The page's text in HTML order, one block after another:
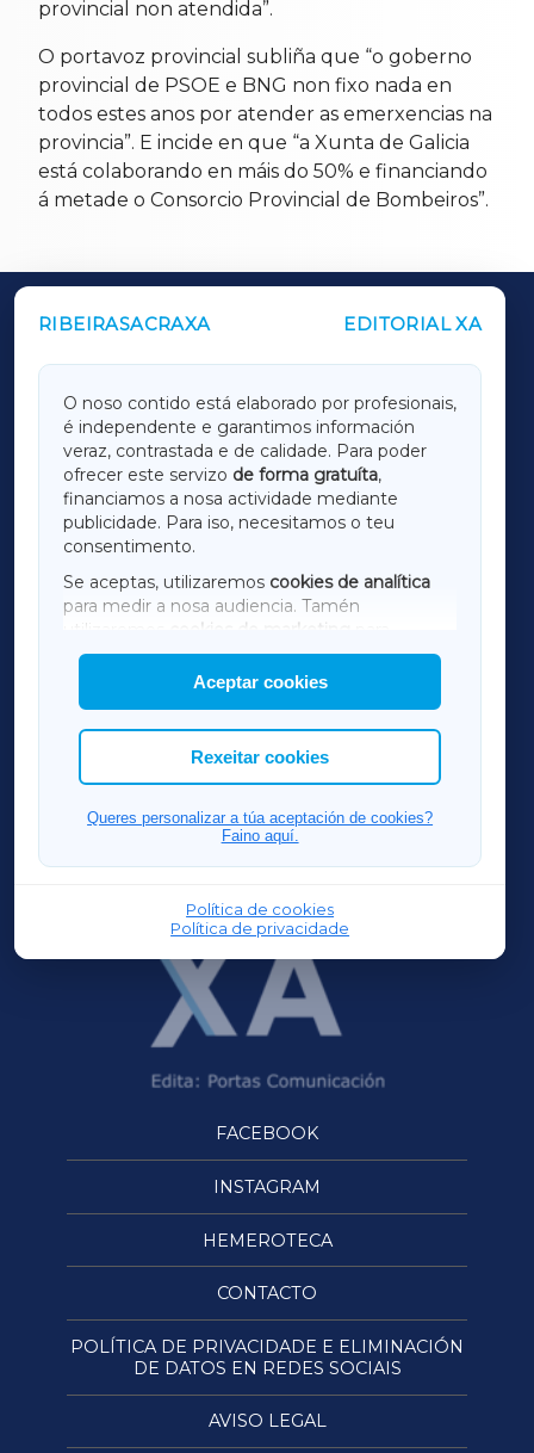
provincial non atendida”.
O portavoz provincial subliña que “o goberno
provincial de PSOE e BNG non fixo nada en
todos estes anos por atender as emerxencias na
provincia”. E incide en que “a Xunta de Galicia
está colaborando en máis do 50% e financiando
á metade o Consorcio Provincial de Bombeiros”.
RIBEIRASACRAXA EDITORIAL XA
O noso contido está elaborado por profesionais,
é independente e garantimos información
veraz, contrastada e de calidade. Para poder
ofrecer este servizo de forma gratuíta,
financiamos a nosa actividade mediante
publicidade. Para iso, necesitamos o teu
consentimento.
Se aceptas, utilizaremos cookies de analítica
para medir a nosa audiencia. Tamén
utilizaremos
cookies de marketing
mostrar publicidade de terceiros.
Así mesmo, podes personalizar a elección das
cookies que desexas permitir.
Aceptar cookies
Rexeitar cookies
Queres personalizar a túa aceptación de cookies?
Faino aquí.
Política de cookies
Política de privacidade
OUTROS PERIÓDICOS
LUGOXA
TERRACHAXA
AMARIÑAXA
RIBEIRASACRAXA
ACORUÑAXA
FERROLXA
OURENSEXA
FACEBOOK
INSTAGRAM
HEMEROTECA
CONTACTO
POLÍTICA DE PRIVACIDADE E ELIMINACIÓN
DE DATOS EN REDES SOCIAIS
AVISO LEGAL